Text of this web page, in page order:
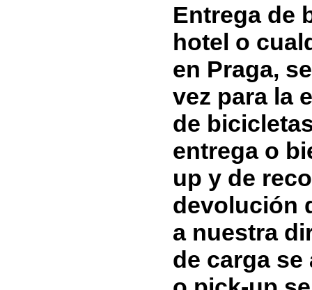
Entrega de
hotel o
en Praga,
vez para la
de
entrega o
up y de
devolución
a nuestra
de carga se